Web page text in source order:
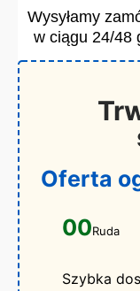
Wysyłamy
w ciągu 24/48
Oferta
00Ruda
Szybka